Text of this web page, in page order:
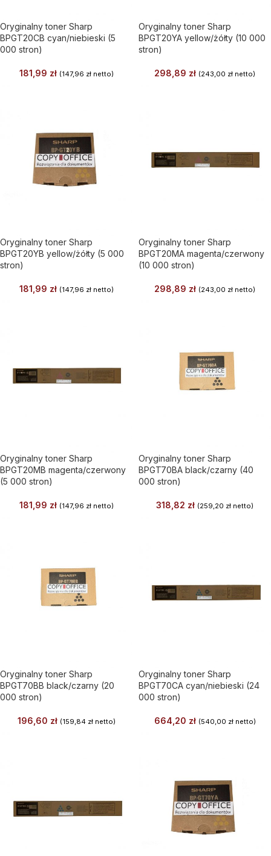
Oryginalny toner Sharp
BPGT20CB cyan/niebieski (5
000 stron)
181,99 zł (147,96 złnetto)
Oryginalny toner Sharp
BPGT20YA yellow/żółty (10 000
stron)
298,89 zł (243,00 zł netto)
Oryginalny toner Sharp
BPGT20YB yellow/żółty (5 000
stron)
181,99 zł (147,96 złnetto)
Oryginalny toner Sharp
BPGT20MA magenta/czerwony
(10 000 stron)
298,89 zł (243,00 zł netto)
Oryginalny toner Sharp
BPGT20MB magenta/czerwony
(5 000 stron)
181,99 zł (147,96 złnetto)
Oryginalny toner Sharp
BPGT70BA black/czarny (40
000 stron)
318,82 zł (259,20 zł netto)
Oryginalny toner Sharp
BPGT70BB black/czarny (20
000 stron)
196,60 zł (159,84 złnetto)
Oryginalny toner Sharp
BPGT70CA cyan/niebieski (24
000 stron)
664,20 zł (540,00 złnetto)